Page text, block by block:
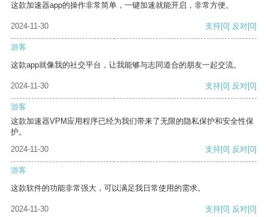
这款加速器app的操作非常简单，一键加速就能开启，非常方便。
2024-11-30 支持[0] 反对[0]
游客
这款app就像我的社交平台，让我能够与志同道合的朋友一起交流。
2024-11-30 支持[0] 反对[0]
游客
这款加速器VPM应用程序已经为我们带来了无限的隐私保护和安全性保
护。
2024-11-30
支持[0] 反对[0]
游客
这款软件的功能非常强大，可以满足我日常使用的需求。
2024-11-30 支持[0] 反对[0]